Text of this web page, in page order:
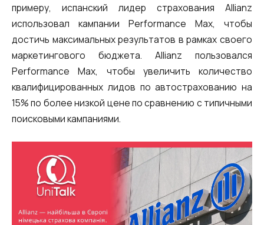
примеру, испанский лидер страхования Allianz
использовал кампании Performance Max, чтобы
достичь максимальных результатов в рамках своего
маркетингового бюджета. Allianz пользовался
Performance Max, чтобы увеличить количество
квалифицированных лидов по автострахованию на
15% по более низкой цене по сравнению с типичными
поисковыми кампаниями.